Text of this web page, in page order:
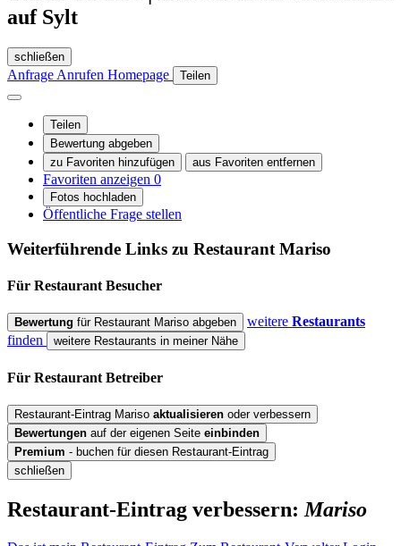
auf Sylt
schließen
Anfrage Anrufen Homepage Teilen
Teilen
Bewertung abgeben
zu Favoriten hinzufügen
aus Favoriten entfernen
Favoriten anzeigen 0
Fotos hochladen
Öffentliche Frage stellen
Weiterführende Links zu Restaurant Mariso
Für Restaurant Besucher
Bewertung für Restaurant Mariso abgeben weitere Restaurants
finden
weitere Restaurants in meiner Nähe
Für Restaurant Betreiber
Restaurant-Eintrag Mariso aktualisieren oder verbessern
Bewertungen auf der eigenen Seite einbinden
Premium - buchen für diesen Restaurant-Eintrag
schließen
Restaurant-Eintrag verbessern: Mariso